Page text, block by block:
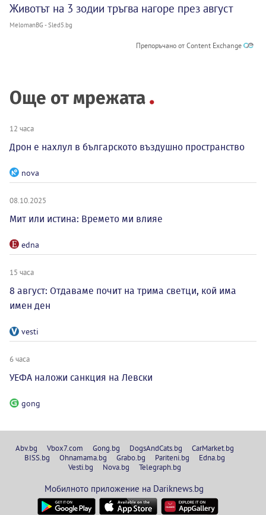
Животът на 3 зодии тръгва нагоре през август
MelomanBG - Sled5.bg
Препоръчано от Content Exchange
Още от мрежата
12 часа
Дрон е нахлул в българското въздушно пространство
nova
08.10.2025
Мит или истина: Времето ми влияе
edna
15 часа
8 август: Отдаваме почит на трима светци, кой има
имен ден
vesti
6 часа
УЕФА наложи санкция на Левски
gong
Abv.bg Vbox7.com Gong.bg DogsAndCats.bg
CarMarket.bg
BISS.bg
Ohnamama.bg Grabo.bg Pariteni.bg
Edna.bg
Vesti.bg
Nova.bg Telegraph.bg
Мобилното приложение на Dariknews.bg